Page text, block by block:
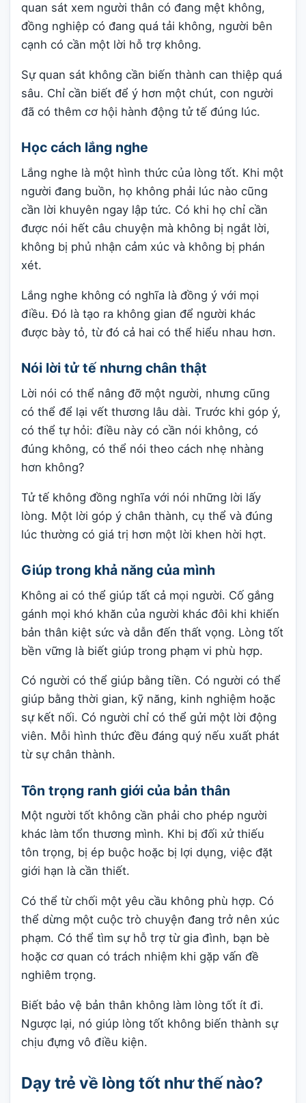
quan sát xem người thân có đang mệt không,
đồng nghiệp có đang quá tải không, người bên
cạnh có cần một lời hỗ trợ không.
Sự quan sát không cần biến thành can thiệp quá
sâu. Chỉ cần biết để ý hơn một chút, con người
đã có thêm cơ hội hành động tử tế đúng lúc.
Học cách lắng nghe
Lắng nghe là một hình thức của lòng tốt. Khi một
người đang buồn, họ không phải lúc nào cũng
cần lời khuyên ngay lập tức. Có khi họ chỉ cần
được nói hết câu chuyện mà không bị ngắt lời,
không bị phủ nhận cảm xúc và không bị phán
xét.
Lắng nghe không có nghĩa là đồng ý với mọi
điều. Đó là tạo ra không gian để người khác
được bày tỏ, từ đó cả hai có thể hiểu nhau hơn.
Nói lời tử tế nhưng chân thật
Lời nói có thể nâng đỡ một người, nhưng cũng
có thể để lại vết thương lâu dài. Trước khi góp ý,
có thể tự hỏi: điều này có cần nói không, có
đúng không, có thể nói theo cách nhẹ nhàng
hơn không?
Tử tế không đồng nghĩa với nói những lời lấy
lòng. Một lời góp ý chân thành, cụ thể và đúng
lúc thường có giá trị hơn một lời khen hời hợt.
Giúp trong khả năng của mình
Không ai có thể giúp tất cả mọi người. Cố gắng
gánh mọi khó khăn của người khác đôi khi khiến
bản thân kiệt sức và dẫn đến thất vọng. Lòng tốt
bền vững là biết giúp trong phạm vi phù hợp.
Có người có thể giúp bằng tiền. Có người có thể
giúp bằng thời gian, kỹ năng, kinh nghiệm hoặc
sự kết nối. Có người chỉ có thể gửi một lời động
viên. Mỗi hình thức đều đáng quý nếu xuất phát
từ sự chân thành.
Tôn trọng ranh giới của bản thân
Một người tốt không cần phải cho phép người
khác làm tổn thương mình. Khi bị đối xử thiếu
tôn trọng, bị ép buộc hoặc bị lợi dụng, việc đặt
giới hạn là cần thiết.
Có thể từ chối một yêu cầu không phù hợp. Có
thể dừng một cuộc trò chuyện đang trở nên xúc
phạm. Có thể tìm sự hỗ trợ từ gia đình, bạn bè
hoặc cơ quan có trách nhiệm khi gặp vấn đề
nghiêm trọng.
Biết bảo vệ bản thân không làm lòng tốt ít đi.
Ngược lại, nó giúp lòng tốt không biến thành sự
chịu đựng vô điều kiện.
Dạy trẻ về lòng tốt như thế nào?